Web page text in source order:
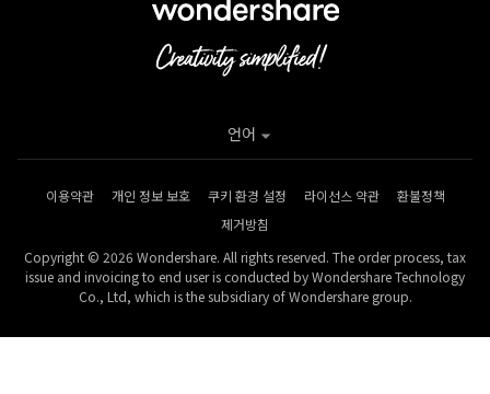
이용약관 개인 정보 보호 쿠키 환경 설정 라이선스 약관
환불정책
제거방침
Copyright © 2026 Wondershare. All rights reserved. The order process, tax
issue and invoicing to end user is conducted by Wondershare Technology
Co., Ltd, which is the subsidiary of Wondershare group.
언어